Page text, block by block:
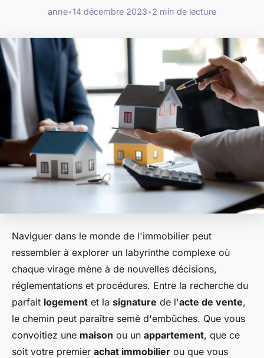
anne•14 décembre 2023•2 min de lecture
Naviguer dans le monde de l'immobilier peut
ressembler à explorer un labyrinthe complexe où
chaque virage mène à de nouvelles décisions,
réglementations et procédures. Entre la recherche du
parfait logement et la signature de l'acte de vente,
le chemin peut paraître semé d'embûches. Que vous
convoitiez une maison ou un appartement, que ce
soit votre premier achat immobilier ou que vous